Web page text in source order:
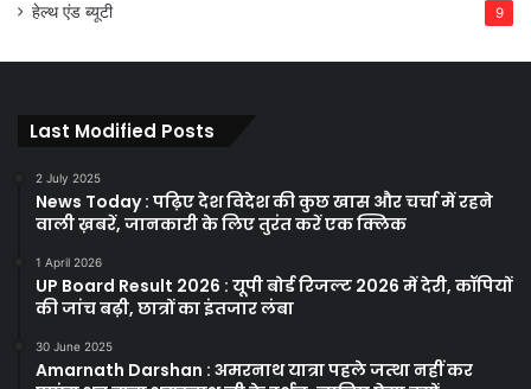
हेल्थ एंड ब्यूटी 9
Last Modified Posts
2 July 2025
News Today : पढ़िए देश विदेश की कुछ खास और चर्चा में रहने
वाली ख़बरें, जानकारी के लिए तुरंत करें एक क्लिक
1 April 2026
UP Board Result 2026 : यूपी बोर्ड रिजल्ट 2026 में देरी, कॉपियों
की जांच बढ़ी, छात्रों का इंतजार लंबा
30 June 2025
Amarnath Darshan : अमरनाथ यात्रा पहले जत्था नहीं कर